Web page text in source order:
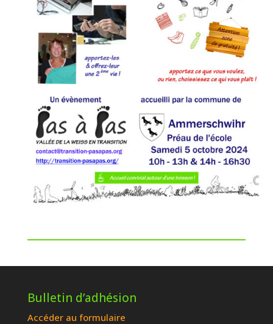
Bulletin d’adhésion
Accéder au formulaire